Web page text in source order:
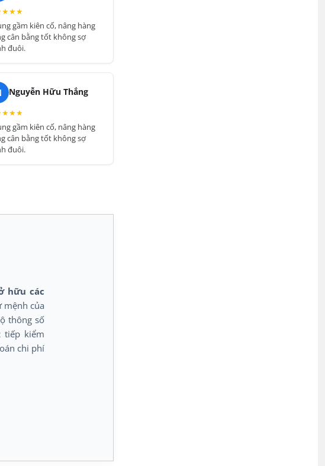
★★★
gầm kiên cố, nâng hàng
cân bằng tốt không sợ
đuôi.
Nguyễn Hữu Thắng
★★★
gầm kiên cố, nâng hàng
cân bằng tốt không sợ
đuôi.
hữu các
mệnh của
thông số
tiếp kiểm
chi phí